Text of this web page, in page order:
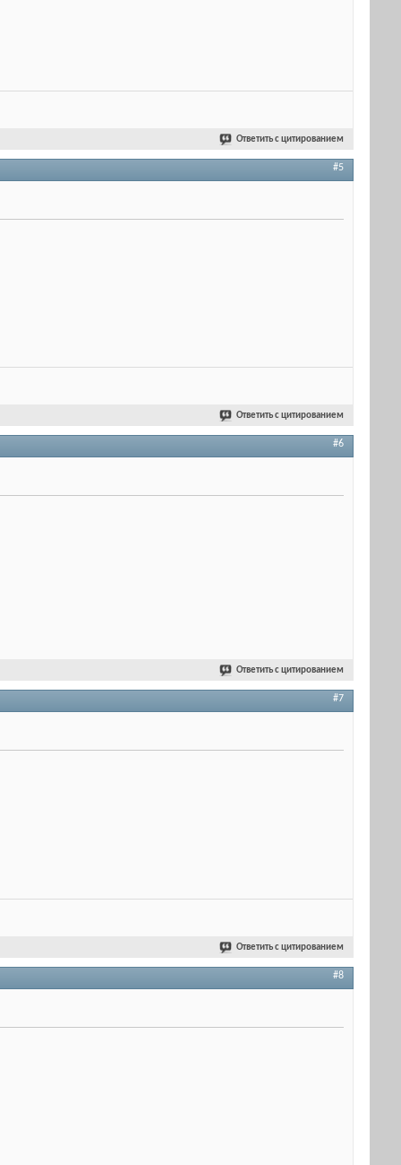
Ответить с цитированием
#5
Ответить с цитированием
#6
Ответить с цитированием
#7
Ответить с цитированием
#8